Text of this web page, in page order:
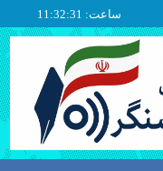
ساعت: 11:32:31